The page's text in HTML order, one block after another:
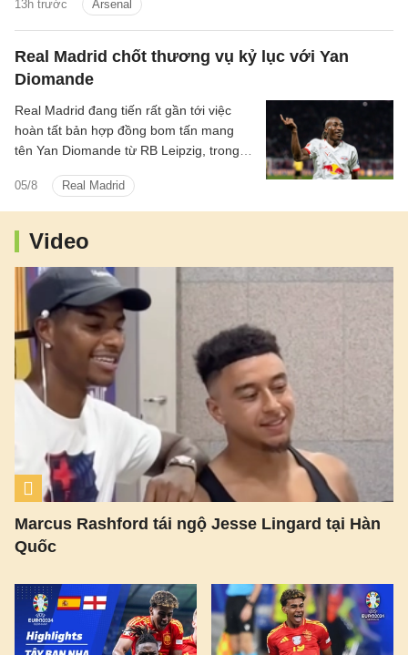
13h trước Arsenal
Real Madrid chốt thương vụ kỷ lục với Yan
Diomande
05/8 Real Madrid
Real Madrid đang tiến rất gần tới việc
hoàn tất bản hợp đồng bom tấn mang
tên Yan Diomande từ RB Leipzig, trong
chuyển nhượng của cả hai đội bóng.
Video
Marcus Rashford tái ngộ Jesse Lingard tại Hàn
Quốc